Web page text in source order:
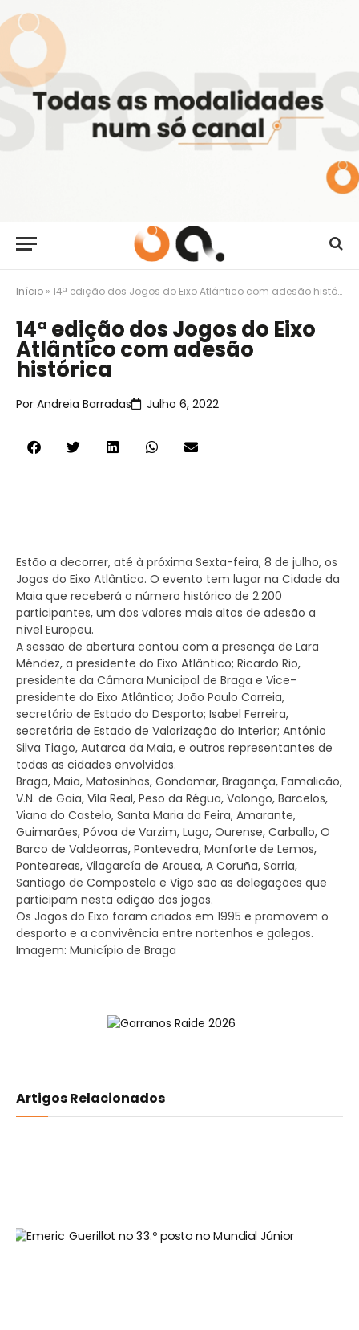
Início » 14ª edição dos Jogos do Eixo Atlântico com adesão histórica
14ª edição dos Jogos do Eixo
Atlântico com adesão
histórica
Por Andreia Barradas Julho 6, 2022
Estão a decorrer, até à próxima Sexta-feira, 8 de julho, os
Jogos do Eixo Atlântico. O evento tem lugar na Cidade da
Maia que receberá o número histórico de 2.200
participantes, um dos valores mais altos de adesão a
nível Europeu.
A sessão de abertura contou com a presença de Lara
Méndez, a presidente do Eixo Atlântico; Ricardo Rio,
presidente da Câmara Municipal de Braga e Vice-
presidente do Eixo Atlântico; João Paulo Correia,
secretário de Estado do Desporto; Isabel Ferreira,
secretária de Estado de Valorização do Interior; António
Silva Tiago, Autarca da Maia, e outros representantes de
todas as cidades envolvidas.
Braga, Maia, Matosinhos, Gondomar, Bragança, Famalicão,
V.N. de Gaia, Vila Real, Peso da Régua, Valongo, Barcelos,
Viana do Castelo, Santa Maria da Feira, Amarante,
Guimarães, Póvoa de Varzim, Lugo, Ourense, Carballo, O
Barco de Valdeorras, Pontevedra, Monforte de Lemos,
Ponteareas, Vilagarcía de Arousa, A Coruña, Sarria,
Santiago de Compostela e Vigo são as delegações que
participam nesta edição dos jogos.
Os Jogos do Eixo foram criados em 1995 e promovem o
desporto e a convivência entre nortenhos e galegos.
Imagem: Município de Braga
Artigos Relacionados